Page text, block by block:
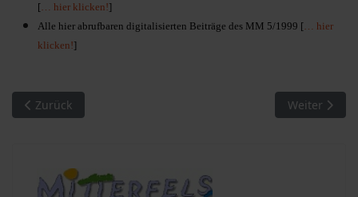
[… hier klicken!]
Alle hier abrufbaren digitalisierten Beiträge des MM 5/1999 [… hier
klicken!]
Vorheriger Beitrag: MM 04/1998. Meist gelesen
Zurück Nächster
Weiter